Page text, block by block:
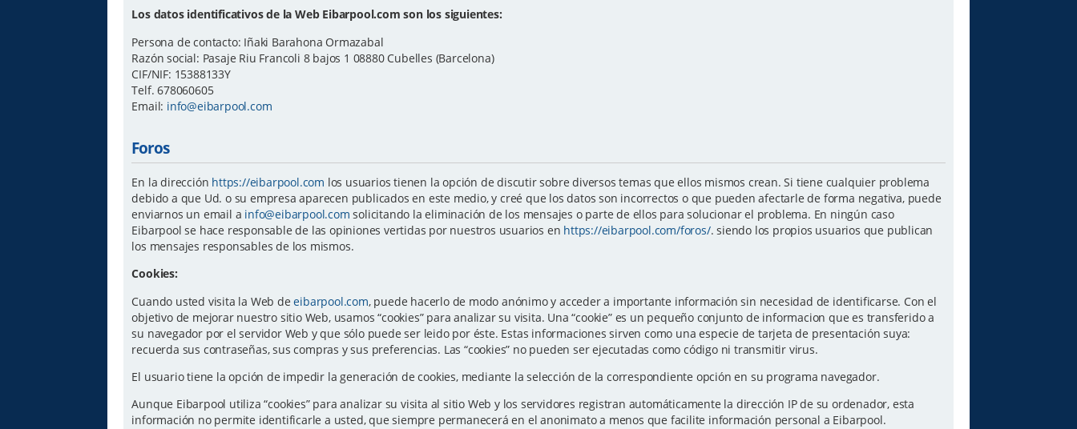
Los datos identificativos de la Web Eibarpool.com son los siguientes:
Persona de contacto: Iñaki Barahona Ormazabal
Razón social: Pasaje Riu Francoli 8 bajos 1 08880 Cubelles (Barcelona)
CIF/NIF: 15388133Y
Telf. 678060605
Email: info@eibarpool.com
Foros
En la dirección https://eibarpool.com los usuarios tienen la opción de discutir sobre diversos temas que ellos mismos crean. Si tiene cualquier problema
debido a que Ud. o su empresa aparecen publicados en este medio, y creé que los datos son incorrectos o que pueden afectarle de forma negativa, puede
enviarnos un email a info@eibarpool.com solicitando la eliminación de los mensajes o parte de ellos para solucionar el problema. En ningún caso
Eibarpool se hace responsable de las opiniones vertidas por nuestros usuarios en https://eibarpool.com/foros/. siendo los propios usuarios que publican
los mensajes responsables de los mismos.
Cookies:
Cuando usted visita la Web deeibarpool.com, puede hacerlo de modo anónimo y acceder a importante información sin necesidad de identificarse. Con el
objetivo de mejorar nuestro sitio Web, usamos “cookies” para analizar su visita. Una “cookie” es un pequeño conjunto de informacion que es transferido a
su navegador por el servidor Web y que sólo puede ser leido por éste. Estas informaciones sirven como una especie de tarjeta de presentación suya:
recuerda sus contraseñas, sus compras y sus preferencias. Las “cookies” no pueden ser ejecutadas como código ni transmitir virus.
El usuario tiene la opción de impedir la generación de cookies, mediante la selección de la correspondiente opción en su programa navegador.
Aunque Eibarpool utiliza “cookies” para analizar su visita al sitio Web y los servidores registran automáticamente la dirección IP de su ordenador, esta
información no permite identificarle a usted, que siempre permanecerá en el anonimato a menos que facilite información personal a Eibarpool.